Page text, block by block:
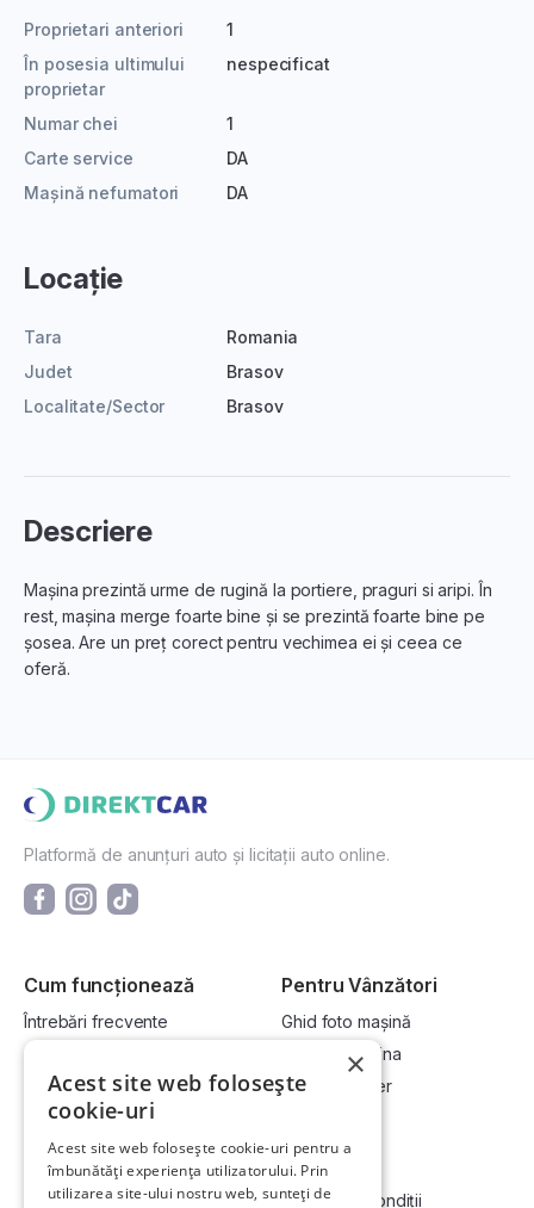
Proprietari anteriori
1
În posesia ultimului
proprietar
nespecificat
Numar chei
1
Carte service
DA
Mașină nefumatori
DA
Locație
Tara
Romania
Judet
Brasov
Localitate/Sector
Brasov
Descriere
Mașina prezintă urme de rugină la portiere, praguri si aripi. În
rest, mașina merge foarte bine și se prezintă foarte bine pe
șosea. Are un preț corect pentru vechimea ei și ceea ce
oferă.
Platformă de anunțuri auto și licitații auto online.
Cum funcționează
Întrebări frecvente
Cum vând la licitație?
Pentru Vânzători
Ghid foto mașină
Vinde-ți mașina
Devino dealer
Link-uri utile
Informații utile vizionare
Compania
Termeni și condiții
×
Acest site web folosește
cookie-uri
Acest site web folosește cookie-uri pentru a
îmbunătăți experiența utilizatorului. Prin
utilizarea site-ului nostru web, sunteți de